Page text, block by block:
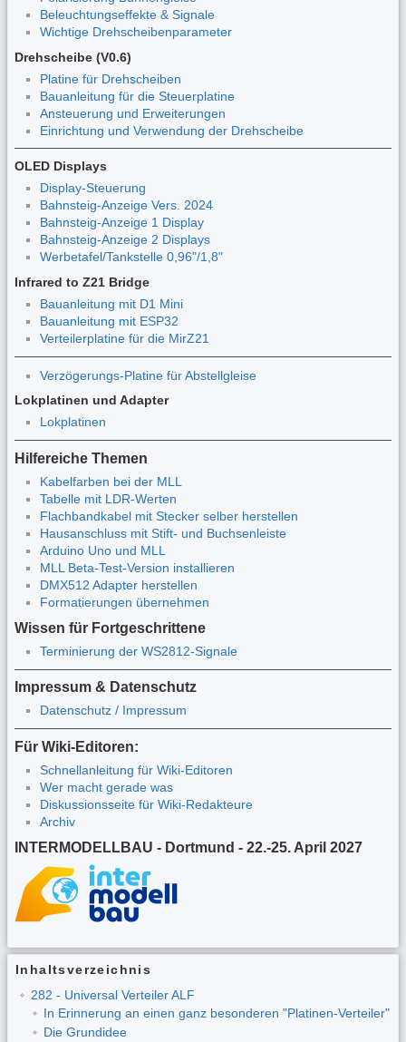
Beleuchtungseffekte & Signale
Wichtige Drehscheibenparameter
Drehscheibe (V0.6)
Platine für Drehscheiben
Bauanleitung für die Steuerplatine
Ansteuerung und Erweiterungen
Einrichtung und Verwendung der Drehscheibe
OLED Displays
Display-Steuerung
Bahnsteig-Anzeige Vers. 2024
Bahnsteig-Anzeige 1 Display
Bahnsteig-Anzeige 2 Displays
Werbetafel/Tankstelle 0,96"/1,8"
Infrared to Z21 Bridge
Bauanleitung mit D1 Mini
Bauanleitung mit ESP32
Verteilerplatine für die MirZ21
Verzögerungs-Platine für Abstellgleise
Lokplatinen und Adapter
Lokplatinen
Hilfereiche Themen
Kabelfarben bei der MLL
Tabelle mit LDR-Werten
Flachbandkabel mit Stecker selber herstellen
Hausanschluss mit Stift- und Buchsenleiste
Arduino Uno und MLL
MLL Beta-Test-Version installieren
DMX512 Adapter herstellen
Formatierungen übernehmen
Wissen für Fortgeschrittene
Terminierung der WS2812-Signale
Impressum & Datenschutz
Datenschutz / Impressum
Für Wiki-Editoren:
Schnellanleitung für Wiki-Editoren
Wer macht gerade was
Diskussionsseite für Wiki-Redakteure
Archiv
INTERMODELLBAU - Dortmund - 22.-25. April 2027
Inhaltsverzeichnis
282 - Universal Verteiler ALF
In Erinnerung an einen ganz besonderen "Platinen-Verteiler"
Die Grundidee